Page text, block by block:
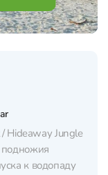
Hideaway Jungle
подножия
к водопаду